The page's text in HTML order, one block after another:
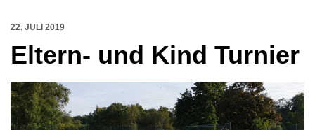
22. JULI 2019
Eltern- und Kind Turnier